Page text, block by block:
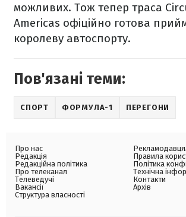
можливих. Тож тепер траса
Americas офіційно готова
королеву автоспорту.
Пов'язані теми:
СПОРТ ФОРМУЛА-1 ПЕРЕГОНИ
Про нас
Редакція
Редакційна політика
Про телеканал
Телеведучі
Вакансії
Структура власності
Правила
Політика
Технічна
Контакти
Архів